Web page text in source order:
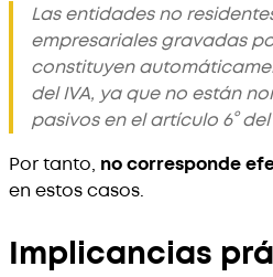
Las entidades no
empresariales gravadas
constituyen
del IVA, ya que no están
pasivos en el artículo 6° del
Por tanto, no corresponde
en estos casos.
Implicancias